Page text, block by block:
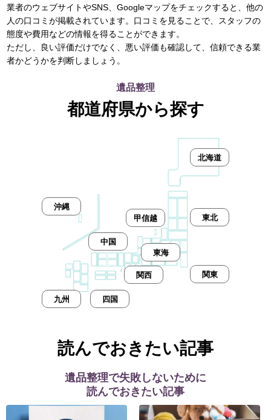
業者のウェブサイトやSNS、Googleマップをチェックすると、他の
人の口コミが掲載されています。口コミを見ることで、スタッフの
態度や費用などの情報を得ることができます。
ただし、良い評価だけでなく、悪い評価も確認して、信頼できる業
者かどうかを判断しましょう。
遺品整理
都道府県から探す
北海道
東北
甲信越
東海
関東
関西
中国
四国
九州
沖縄
読んでおきたい記事
遺品整理で失敗しないために
読んでおきたい記事